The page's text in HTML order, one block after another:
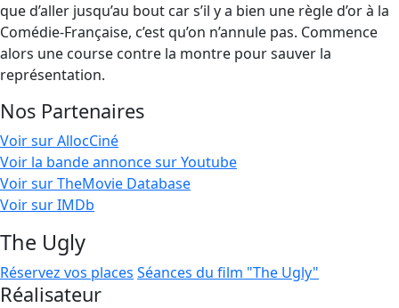
que d’aller jusqu’au bout car s’il y a bien une règle d’or à la
Comédie-Française, c’est qu’on n’annule pas. Commence
alors une course contre la montre pour sauver la
représentation.
Nos Partenaires
Voir sur AllocCiné
Voir la bande annonce sur Youtube
Voir sur TheMovie Database
Voir sur IMDb
The Ugly
Réservez vos places Séances du film "The Ugly"
Réalisateur